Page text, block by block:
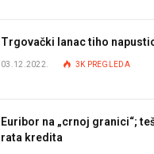
Trgovački lanac tiho
03.12.2022. 3K PREGLEDA
Euribor na „crnoj granici“;
rata kredita